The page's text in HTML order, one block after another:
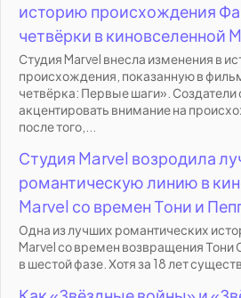
историю происхождения
четвёрки в киновселенной
Студия Marvel внесла изменения в
происхождения, показанную в
четвёрка: Первые шаги».
акцентировать внимание на
после того,...
Студия Marvel возродила
романтическую линию в
Marvel со времен Тони и
Одна из лучших романтических
Marvel со времен возвращения Тони
в шестой фазе. Хотя за 18 лет